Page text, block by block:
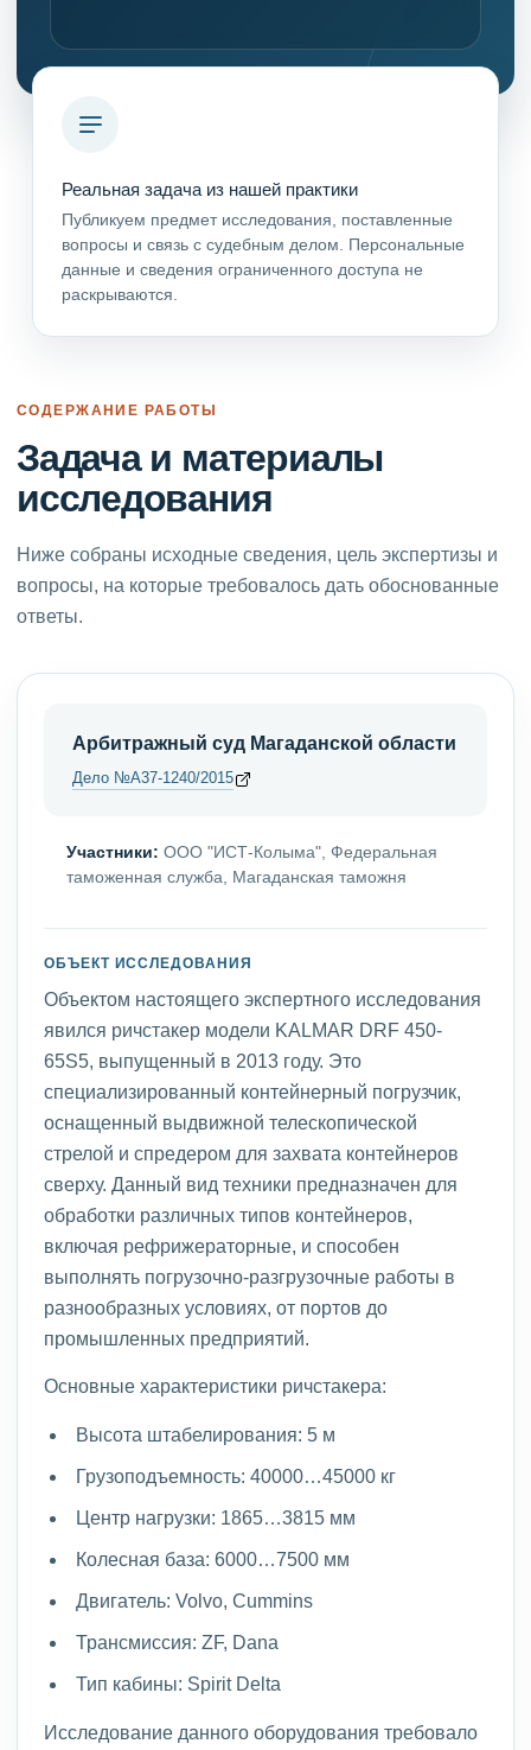
Реальная задача из нашей практики
Публикуем предмет исследования, поставленные
вопросы и связь с судебным делом. Персональные
данные и сведения ограниченного доступа не
раскрываются.
СОДЕРЖАНИЕ РАБОТЫ
Задача и материалы
исследования
Ниже собраны исходные сведения, цель экспертизы и
вопросы, на которые требовалось дать обоснованные
ответы.
Арбитражный суд Магаданской области
Дело №А37-1240/2015
Участники: ООО "ИСТ-Колыма", Федеральная
таможенная служба, Магаданская таможня
ОБЪЕКТ ИССЛЕДОВАНИЯ
Объектом настоящего экспертного исследования
явился ричстакер модели KALMAR DRF 450-
65S5, выпущенный в 2013 году. Это
специализированный контейнерный погрузчик,
оснащенный выдвижной телескопической
стрелой и спредером для захвата контейнеров
сверху. Данный вид техники предназначен для
обработки различных типов контейнеров,
включая рефрижераторные, и способен
выполнять погрузочно-разгрузочные работы в
разнообразных условиях, от портов до
промышленных предприятий.
Основные характеристики ричстакера:
Высота штабелирования: 5 м
Грузоподъемность: 40000…45000 кг
Центр нагрузки: 1865…3815 мм
Колесная база: 6000…7500 мм
Двигатель: Volvo, Cummins
Трансмиссия: ZF, Dana
Тип кабины: Spirit Delta
Исследование данного оборудования требовало